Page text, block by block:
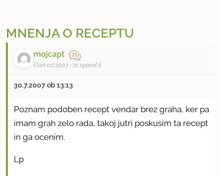
MNENJA O RECEPTU
mojcapt
član od 2007 72 sporočil
30.7.2007 ob 13:13
Poznam podoben recept vendar brez graha, ker pa
imam grah zelo rada, takoj jutri poskusim ta recept
in ga ocenim.
Lp